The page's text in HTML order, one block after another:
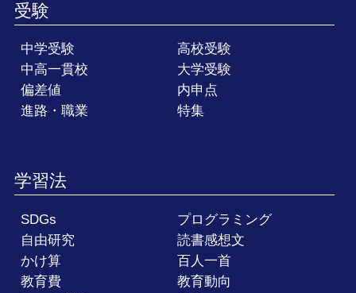
受験
中学受験
高校受験
中高一貫校
大学受験
偏差値
内申点
進路・職業
特集
学習法
SDGs
プログラミング
自由研究
読書感想文
かけ算
百人一首
教育費
教育動向